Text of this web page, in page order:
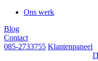
Ons werk
Blog
Contact
085-2733755 Klantenpaneel